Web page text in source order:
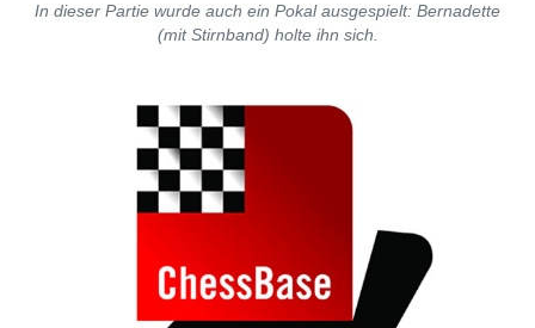
In dieser Partie wurde auch ein Pokal ausgespielt: Bernadette
(mit Stirnband) holte ihn sich.